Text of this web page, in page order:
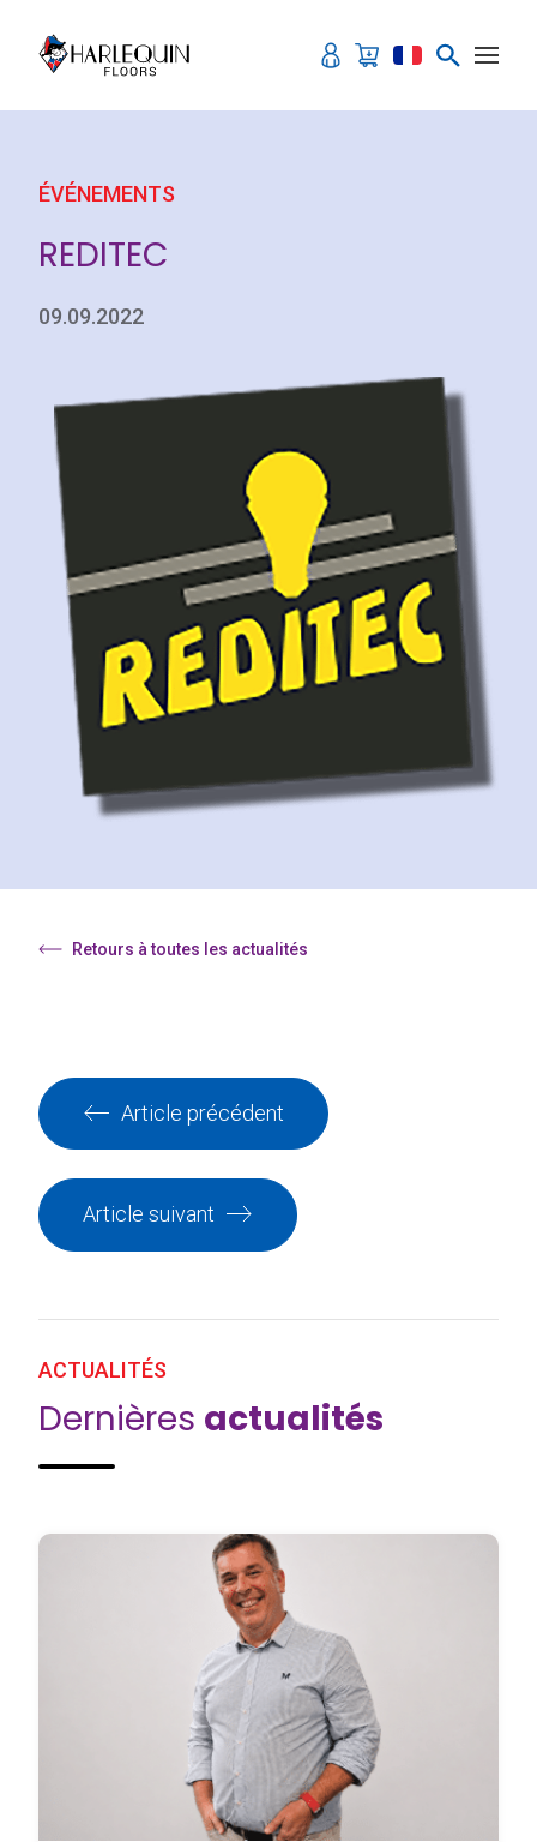
ÉVÉNEMENTS
REDITEC
09.09.2022
Retours à toutes les actualités
Article précédent
Article suivant
ACTUALITÉS
Dernières actualités